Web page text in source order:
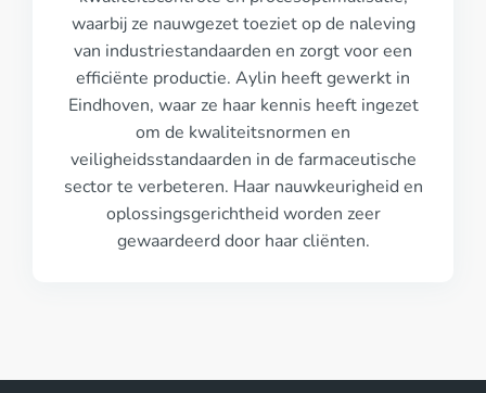
waarbij ze nauwgezet toeziet op de naleving
van industriestandaarden en zorgt voor een
efficiënte productie. Aylin heeft gewerkt in
Eindhoven, waar ze haar kennis heeft ingezet
om de kwaliteitsnormen en
veiligheidsstandaarden in de farmaceutische
sector te verbeteren. Haar nauwkeurigheid en
oplossingsgerichtheid worden zeer
gewaardeerd door haar cliënten.